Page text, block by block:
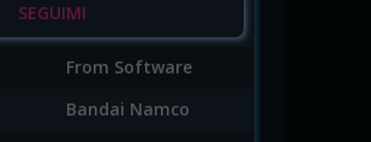
SEGUIMI
From Software
Bandai Namco